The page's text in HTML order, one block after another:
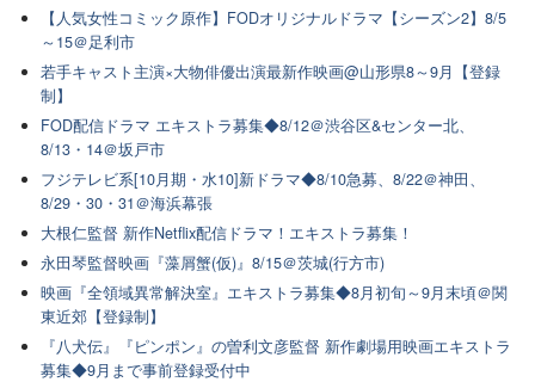
【人気女性コミック原作】FODオリジナルドラマ【シーズン2】8/5
～15＠足利市
若手キャスト主演×大物俳優出演最新作映画@山形県8～9月【登録
制】
FOD配信ドラマ エキストラ募集◆8/12＠渋谷区&センター北、
8/13・14＠坂戸市
フジテレビ系[10月期・水10]新ドラマ◆8/10急募、8/22＠神田、
8/29・30・31＠海浜幕張
大根仁監督 新作Netflix配信ドラマ！エキストラ募集！
永田琴監督映画『藻屑蟹(仮)』8/15＠茨城(行方市)
映画『全領域異常解決室』エキストラ募集◆8月初旬～9月末頃＠関
東近郊【登録制】
『八犬伝』『ピンポン』の曽利文彦監督 新作劇場用映画エキストラ
募集◆9月まで事前登録受付中